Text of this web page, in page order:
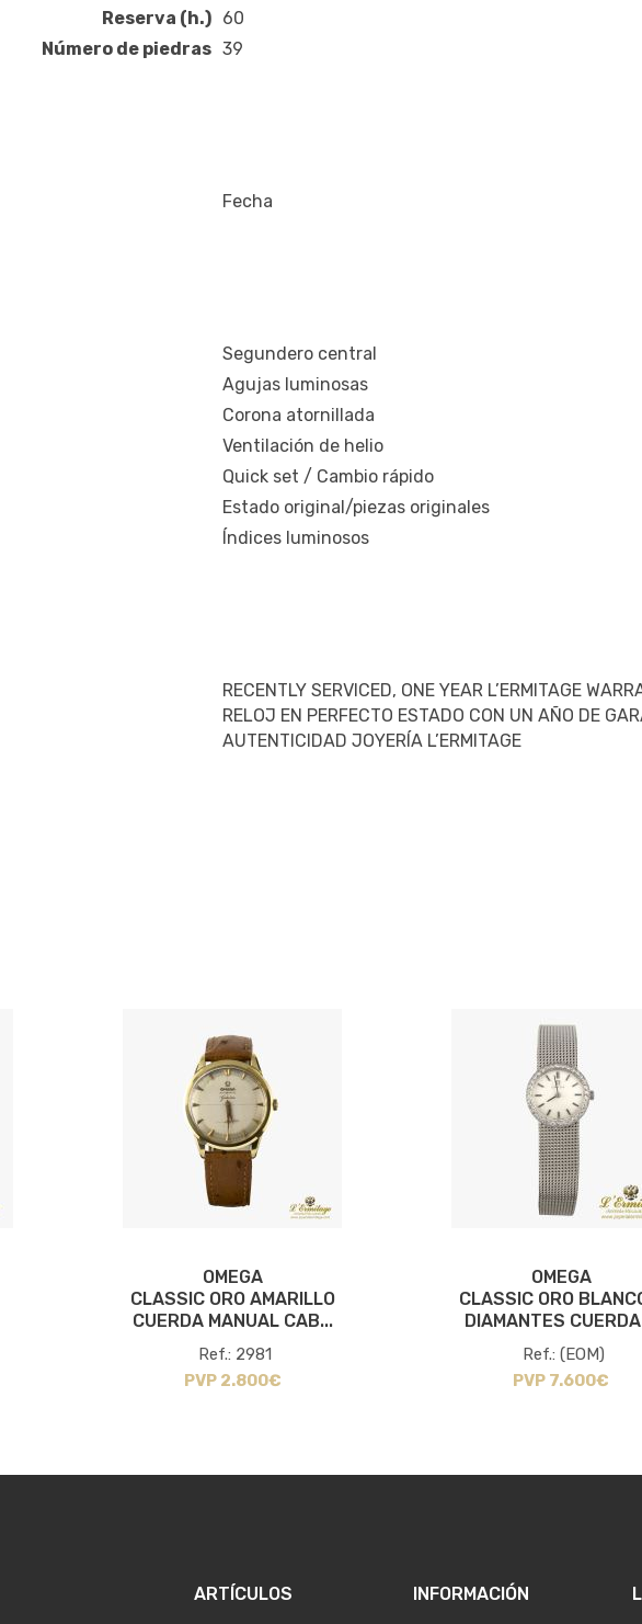
Reserva (h.)
60
Número de piedras 39
Fecha
Segundero central
Agujas luminosas
Corona atornillada
Ventilación de helio
Quick set / Cambio rápido
Estado original/piezas originales
Índices luminosos
RECENTLY SERVICED, ONE YEAR L’ERMITAGE
RELOJ EN PERFECTO ESTADO CON UN AÑO DE
AUTENTICIDAD JOYERÍA L’ERMITAGE
OMEGA
CLASSIC ORO AMARILLO
CUERDA MANUAL CAB...
Ref.: 2981
PVP 2.800€
OMEGA
CLASSIC ORO
DIAMANTES
Ref.: (EOM)
PVP 7.600€
ARTÍCULOS INFORMACIÓN